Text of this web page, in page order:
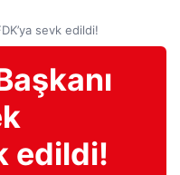
sevk edildi!
edildi!